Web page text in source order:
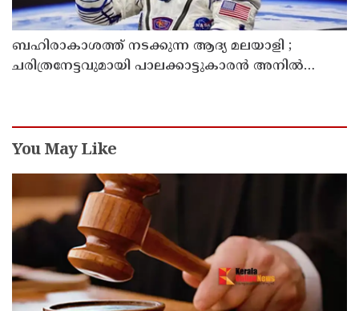
ബഹിരാകാശത്ത് നടക്കുന്ന ആദ്യ മലയാളി ;
ചരിത്രനേട്ടവുമായി പാലക്കാട്ടുകാരൻ അനിൽ
You May Like